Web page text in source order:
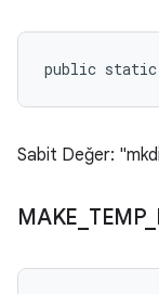
public static
Sabit Değer:
MAKE TEMP_